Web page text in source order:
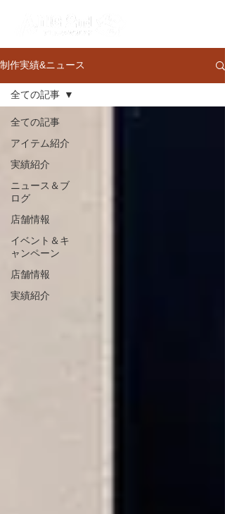
制作実績&ニュース
全ての記事
アイテム紹介
実績紹介
ニュース＆ブ
ログ
店舗情報
イベント＆キ
ャンペーン
店舗情報
実績紹介
全ての記事